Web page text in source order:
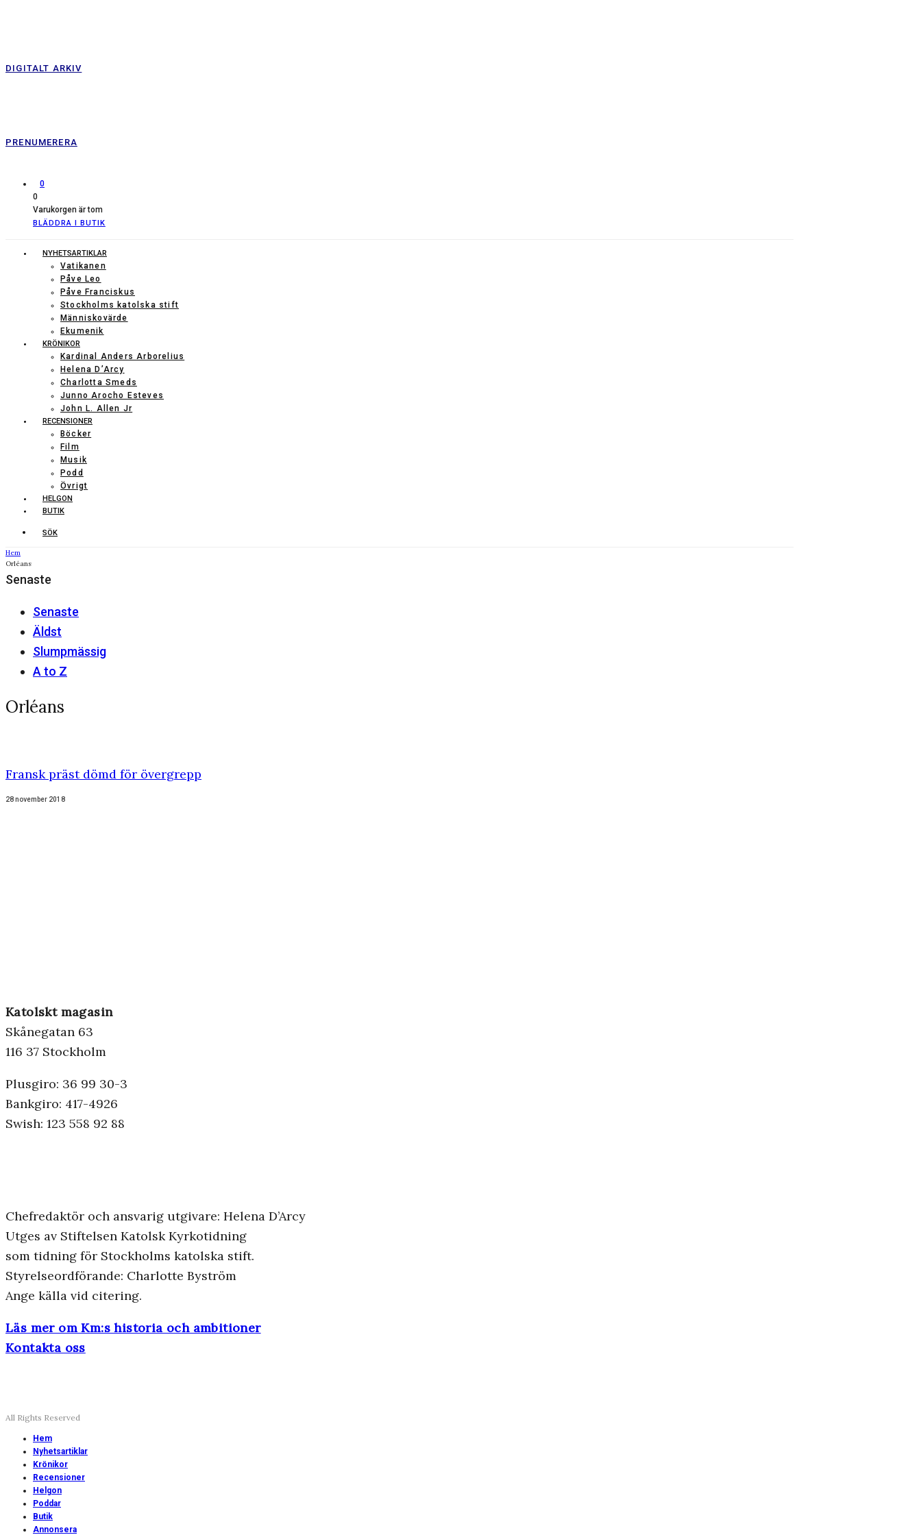
DIGITALT ARKIV
PRENUMERERA
0
0
Varukorgen är tom
BLÄDDRA I BUTIK
NYHETSARTIKLAR
Vatikanen
Påve Leo
Påve Franciskus
Stockholms katolska stift
Människovärde
Ekumenik
KRÖNIKOR
Kardinal Anders Arborelius
Helena D’Arcy
Charlotta Smeds
Junno Arocho Esteves
John L. Allen Jr
RECENSIONER
Böcker
Film
Musik
Podd
Övrigt
HELGON
BUTIK
SÖK
Hem
Orléans
Senaste
Senaste
Äldst
Slumpmässig
A to Z
Orléans
Fransk präst dömd för övergrepp
28 november 2018
Katolskt magasin
Skånegatan 63
116 37 Stockholm
Plusgiro: 36 99 30-3
Bankgiro: 417-4926
Swish: 123 558 92 88
Chefredaktör och ansvarig utgivare: Helena D’Arcy
Utges av Stiftelsen Katolsk Kyrkotidning
som tidning för Stockholms katolska stift.
Styrelseordförande: Charlotte Byström
Ange källa vid citering.
Läs mer om Km:s historia och ambitioner
Kontakta oss
All Rights Reserved
Hem
Nyhetsartiklar
Krönikor
Recensioner
Helgon
Poddar
Butik
Annonsera